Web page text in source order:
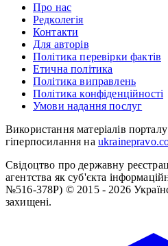
Про нас
Редколегія
Контакти
Для авторів
Політика перевірки фактів
Етична політика
Політика виправлень
Політика конфіденційності
Умови надання послуг
Використання матеріалів
гіперпосилання на
Свідоцтво про державну
агентства як суб'єкта
№516-378Р) © 2015 - 2026
захищені.